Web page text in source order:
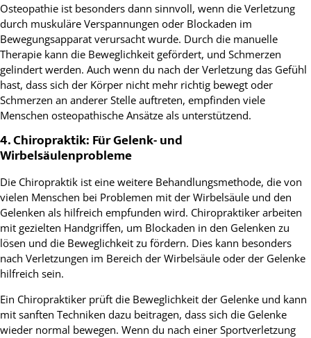
Osteopathie ist besonders dann sinnvoll, wenn die Verletzung
durch muskuläre Verspannungen oder Blockaden im
Bewegungsapparat verursacht wurde. Durch die manuelle
Therapie kann die Beweglichkeit gefördert, und Schmerzen
gelindert werden. Auch wenn du nach der Verletzung das Gefühl
hast, dass sich der Körper nicht mehr richtig bewegt oder
Schmerzen an anderer Stelle auftreten, empfinden viele
Menschen osteopathische Ansätze als unterstützend.
4. Chiropraktik: Für Gelenk- und
Wirbelsäulenprobleme
Die Chiropraktik ist eine weitere Behandlungsmethode, die von
vielen Menschen bei Problemen mit der Wirbelsäule und den
Gelenken als hilfreich empfunden wird. Chiropraktiker arbeiten
mit gezielten Handgriffen, um Blockaden in den Gelenken zu
lösen und die Beweglichkeit zu fördern. Dies kann besonders
nach Verletzungen im Bereich der Wirbelsäule oder der Gelenke
hilfreich sein.
Ein Chiropraktiker prüft die Beweglichkeit der Gelenke und kann
mit sanften Techniken dazu beitragen, dass sich die Gelenke
wieder normal bewegen. Wenn du nach einer Sportverletzung